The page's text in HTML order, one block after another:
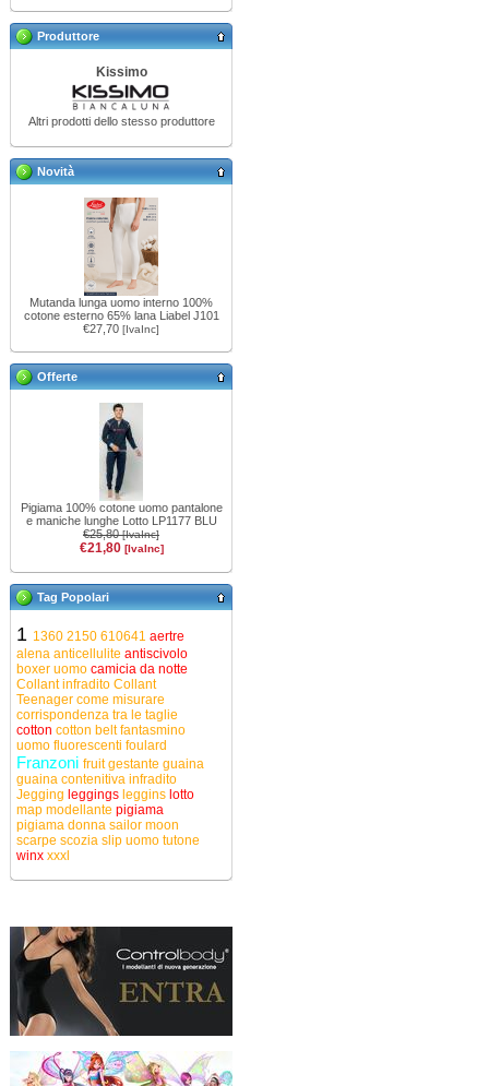
Produttore
Kissimo
Altri prodotti dello stesso produttore
Novità
Mutanda lunga uomo interno 100%
cotone esterno 65% lana Liabel J101
€27,70 [IvaInc]
Offerte
Pigiama 100% cotone uomo pantalone
e maniche lunghe Lotto LP1177 BLU
€25,80[IvaInc]
€21,80 [IvaInc]
Tag Popolari
1 1360 2150 610641 aertre
alena anticellulite antiscivolo
boxer uomo camicia da notte
Collant infradito Collant
Teenager come misurare
corrispondenza tra le taglie
cotton cotton beltfantasmino
uomo fluorescenti foulard
Franzoni fruitgestante guaina
guaina contenitiva infradito
Jegging leggings leggins lotto
map modellante pigiama
pigiama donna sailor moon
scarpe scozia slip uomo tutone
winx xxxl